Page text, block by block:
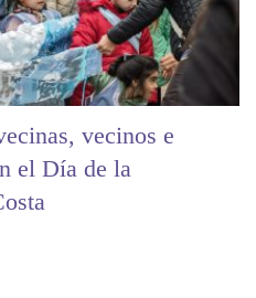
vecinos e
el Día de la